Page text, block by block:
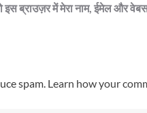
इस ब्राउज़र में मेरा नाम, ईमेल और
spam. Learn how your